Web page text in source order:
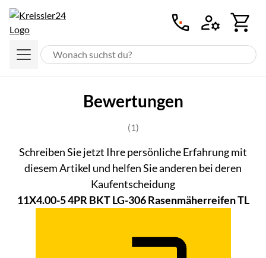
Bewertungen
Bewertung: 5 von 5 (1
(1)
Schreiben Sie jetzt Ihre persönliche Erfahrung mit
diesem Artikel und helfen Sie anderen bei deren
Kaufentscheidung
11X4.00-5 4PR BKT LG-306 Rasenmäherreifen TL